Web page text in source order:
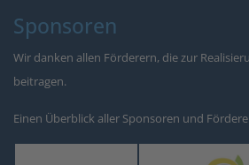
Sponsoren
Wir danken allen Förderern, die zur
beitragen.
Einen Überblick aller Sponsoren und